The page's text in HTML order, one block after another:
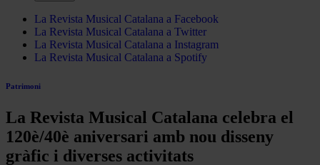
La Revista Musical Catalana a Facebook
La Revista Musical Catalana a Twitter
La Revista Musical Catalana a Instagram
La Revista Musical Catalana a Spotify
Patrimoni
La Revista Musical Catalana celebra el
120è/40è aniversari amb nou disseny
gràfic i diverses activitats